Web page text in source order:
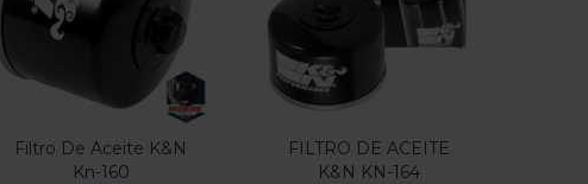
Filtro De Aceite K&N
Kn-160
FILTRO DE ACEITE
K&N KN-164